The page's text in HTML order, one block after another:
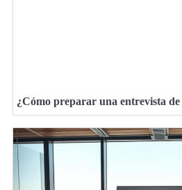
¿Cómo preparar una entrevista